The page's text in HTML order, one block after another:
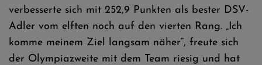
verbesserte sich mit 252,9 Punkten als bester DSV-
Adler vom elften noch auf den vierten Rang. „Ich
komme meinem Ziel langsam näher“, freute sich
der Olympiazweite mit dem Team riesig und hat